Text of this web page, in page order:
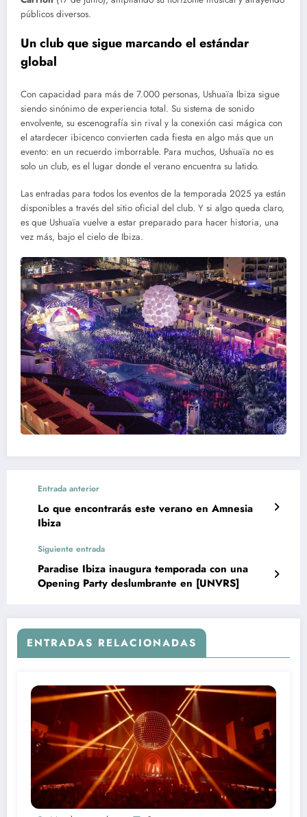
públicos diversos.
Un club que sigue marcando el estándar
global
Con capacidad para más de 7.000 personas, Ushuaïa Ibiza sigue
siendo sinónimo de experiencia total. Su sistema de sonido
envolvente, su escenografía sin rival y la conexión casi mágica con
el atardecer ibicenco convierten cada fiesta en algo más que un
evento: en un recuerdo imborrable. Para muchos, Ushuaïa no es
solo un club, es el lugar donde el verano encuentra su latido.
Las entradas para todos los eventos de la temporada 2025 ya están
disponibles a través del sitio oficial del club. Y si algo queda claro,
es que Ushuaïa vuelve a estar preparado para hacer historia, una
vez más, bajo el cielo de Ibiza.
Entrada anterior
Lo que encontrarás este verano en Amnesia
Ibiza
Siguiente entrada
Paradise Ibiza inaugura temporada con una
Opening Party deslumbrante en [UNVRS]
ENTRADAS RELACIONADAS